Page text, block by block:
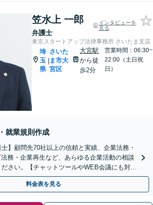
笠水上 一郎
弁護士
インタビューを
見る
東京スタートアップ法律事務所 さいたま支店
埼
玉
県
|
さいた
ま市大
宮区
大宮駅
から徒
歩2分
営業時間：06:30~
22:00（土日祝
日）
就業規則作成
士】顧問先70社以上の信頼と実績、企業法務・
務・企業再生など、あらゆる企業活動の相談
さい。【チャットツールやWEB会議にも対
料金表を見る